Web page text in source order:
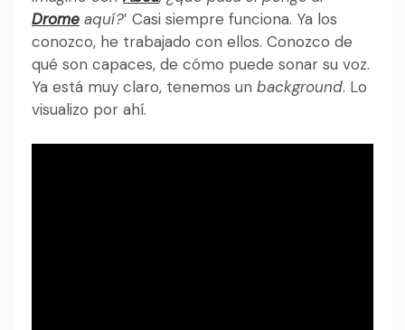
Drome aquí?’ Casi siempre funciona. Ya los
conozco, he trabajado con ellos. Conozco de
qué son capaces, de cómo puede sonar su voz.
Ya está muy claro, tenemos un background. Lo
visualizo por ahí.